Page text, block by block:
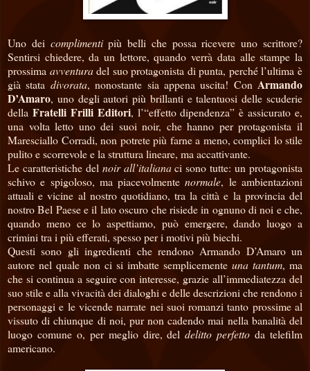
Uno dei complimentipiù belli che possa ricevere uno scrittore?
Sentirsi chiedere, da un lettore, quando verrà data alle stampe la
prossima avventuradel suo protagonista di punta, perché l’ultima è
già stata divorata, nonostante sia appena uscita! Con Armando
D’Amaro, uno degli autori più brillanti e talentuosi delle scuderie
della Fratelli Frilli Editori, l’“effetto dipendenza” è assicurato e,
una volta letto uno dei suoi noir, che hanno per protagonista il
Maresciallo Corradi, non potrete più farne a meno, complici lo stile
pulito e scorrevole e la struttura lineare, ma accattivante.
Le caratteristiche del noir all’italianaci sono tutte: un protagonista
schivo e spigoloso, ma piacevolmentenormale, le ambientazioni
attuali e vicine al nostro quotidiano, tra la città e la provincia del
nostro Bel Paese e il lato oscuro che risiede in ognuno di noi e che,
quando meno ce lo aspettiamo, può emergere, dando luogo a
crimini tra i più efferati, spesso per i motivi più biechi.
Questi sono gli ingredienti che rendono Armando D’Amaro un
autore nel quale non ci si imbatte semplicemente una tantum, ma
che si continua a seguire con interesse, grazie all’immediatezza del
suo stile e alla vivacità dei dialoghi e delle descrizioni che rendono i
personaggi e le vicende narrate nei suoi romanzi tanto prossime al
vissuto di chiunque di noi, pur non cadendo mai nella banalità del
luogo comune o, per meglio dire, deldelitto perfetto da telefilm
americano.